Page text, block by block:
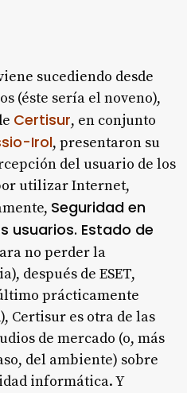
sucediendo desde
(éste sería el noveno),
Certisur, en conjunto
Irol, presentaron su
del usuario de los
utilizar Internet,
Seguridad en
usuarios. Estado de
no perder la
después de ESET,
prácticamente
Certisur es otra de las
de mercado (o, más
del ambiente) sobre
informática. Y